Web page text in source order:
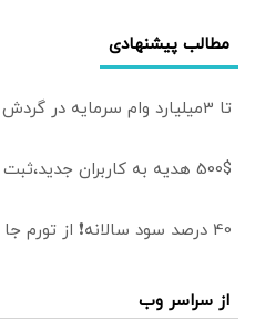
مطالب پیشنهادی
تا 3میلیارد وام سرمایه در گردش فروشندگان
500$ هدیه به کاربران جدید،ثبت نام کن
40 درصد سود سالانه❗ از تورم جا نمونی😲
از سراسر وب